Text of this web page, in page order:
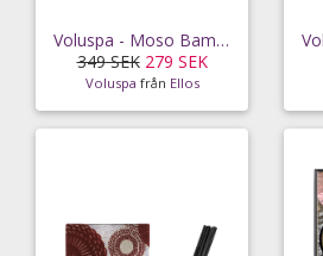
Voluspa - Moso Bamboo Mini Glass Jar 50 tim
349 SEK 279 SEK
Voluspa från Ellos